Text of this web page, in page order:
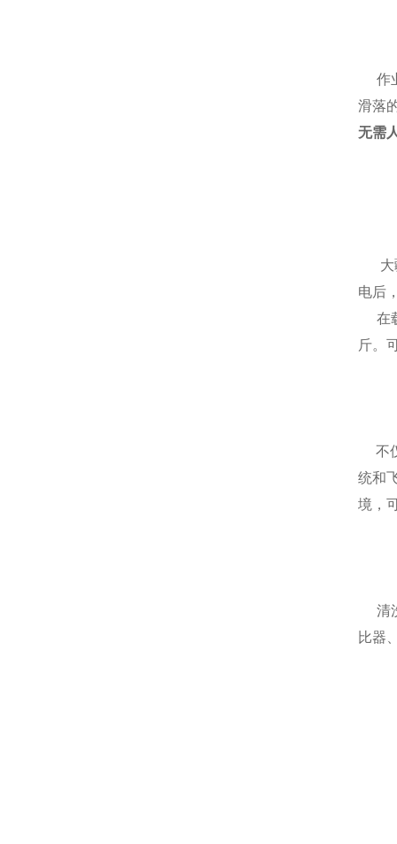
作
滑落
无需
大
电后
在
斤。
不
统和
境，
清
比器